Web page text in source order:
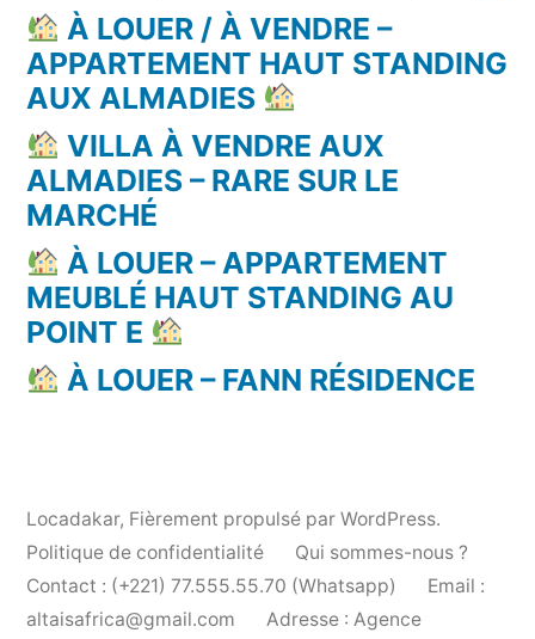
À LOUER / À VENDRE –
APPARTEMENT HAUT STANDING
AUX ALMADIES
VILLA À VENDRE AUX
ALMADIES – RARE SUR LE
MARCHÉ
À LOUER – APPARTEMENT
MEUBLÉ HAUT STANDING AU
POINT E
À LOUER – FANN RÉSIDENCE
Locadakar, Fièrement propulsé par WordPress.
Politique de confidentialité
Qui sommes-nous ?
Contact : (+221) 77.555.55.70 (Whatsapp)
Email :
altaisafrica@gmail.com
Adresse : Agence